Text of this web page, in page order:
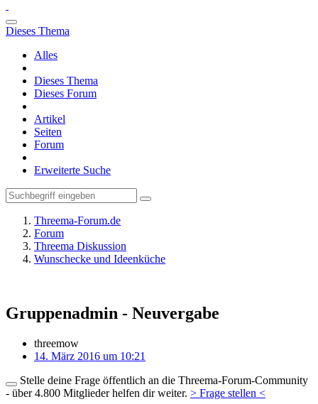
Dieses Thema
Alles
Dieses Thema
Dieses Forum
Artikel
Seiten
Forum
Erweiterte Suche
Threema-Forum.de
Forum
Threema Diskussion
Wunschecke und Ideenküche
Gruppenadmin - Neuvergabe
threemow
14. März 2016 um 10:21
Stelle deine Frage öffentlich an die Threema-Forum-Community
- über 4.800 Mitglieder helfen dir weiter. > Frage stellen <